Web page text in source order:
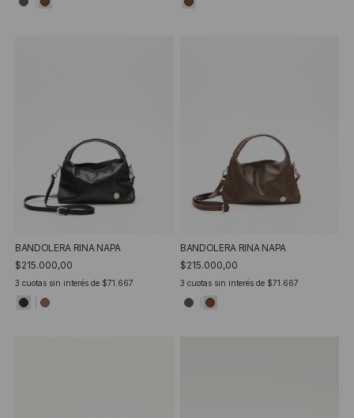
BANDOLERA RINA NAPA
$215.000,00
3 cuotas sin interés de $71.667
BANDOLERA RINA NAPA
$215.000,00
3 cuotas sin interés de $71.667